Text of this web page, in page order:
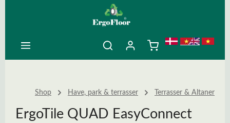
Shop Have, park & terrasser Terrasser & Altaner
ErgoTile QUAD EasyConnect